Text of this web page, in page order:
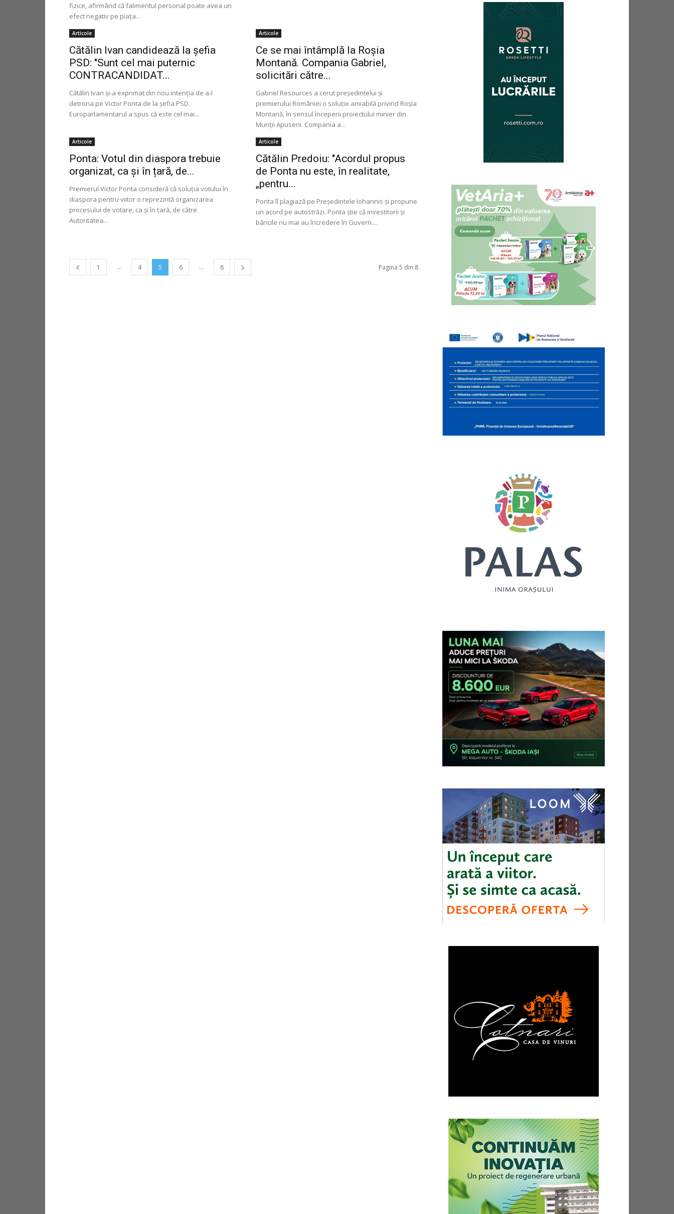
fizice, afirmând că falimentul personal poate avea un
efect negativ pe piața...
Articole
Cătălin Ivan candidează la şefia
PSD: "Sunt cel mai puternic
CONTRACANDIDAT...
Cătălin Ivan şi-a exprimat din nou intenţia de a-l
detrona pe Victor Ponta de la şefia PSD.
Europarlamentarul a spus că este cel mai...
Articole
Ce se mai întâmplă la Roșia
Montană. Compania Gabriel,
solicitări către...
Gabriel Resources a cerut preşedintelui şi
premierului României o soluţie amiabilă privind Roşia
Montană, în sensul începerii proiectului minier din
Munții Apuseni. Compania a...
Articole
Ponta: Votul din diaspora trebuie
organizat, ca și în țară, de...
Premierul Victor Ponta consideră că soluția votului în
diaspora pentru viitor o reprezintă organizarea
procesului de votare, ca și în țară, de către
Autoritatea...
Articole
Cătălin Predoiu: "Acordul propus
de Ponta nu este, în realitate,
„pentru...
Ponta îl plagiază pe Preşedintele Iohannis şi propune
un acord pe autostrăzi. Ponta ştie că investitorii şi
băncile nu mai au încredere în Guvern....
1 ... 4 5 6 ... 8 Pagina 5 din 8